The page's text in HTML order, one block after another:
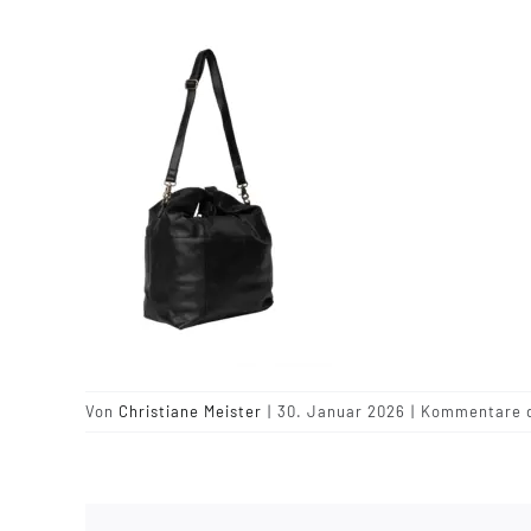
Von Christiane Meister | 30. Januar 2026 | Kommentare